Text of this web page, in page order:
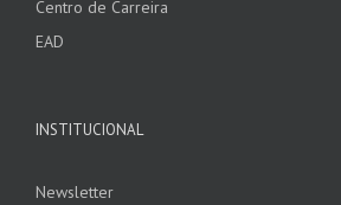
Centro de Carreira
EAD
INSTITUCIONAL
Newsletter